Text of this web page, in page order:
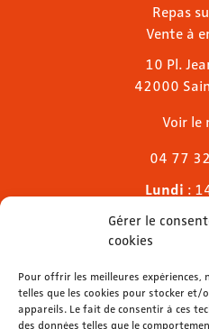
Gérer le
cookies
Pour offrir les meilleures expériences,
telles que les cookies pour stocker et/
appareils. Le fait de consentir à ces
des données telles que le
Repas
Vente à
10 Pl.
42000
Voir le
04 77
Lundi :
Mardi & mercredi
Jeudi
Dimanche: